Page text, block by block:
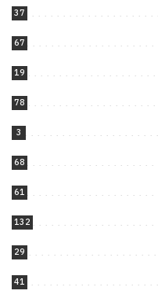
37
67
19
78
3
68
61
132
29
41